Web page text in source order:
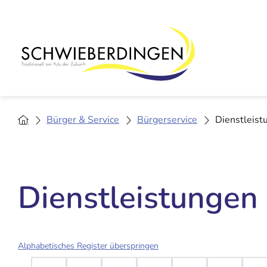
Bürger & Service Bürgerservice
Dienstleistungen
Alphabetisches Register überspringen